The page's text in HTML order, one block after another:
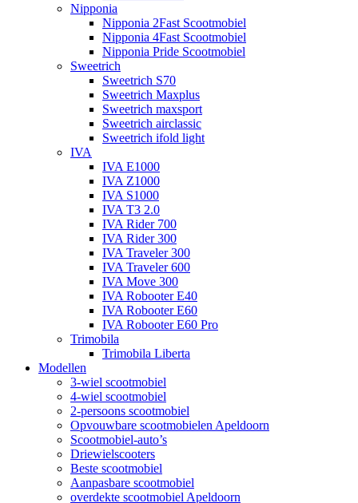
Nipponia
Nipponia 2Fast Scootmobiel
Nipponia 4Fast Scootmobiel
Nipponia Pride Scootmobiel
Sweetrich
Sweetrich S70
Sweetrich Maxplus
Sweetrich maxsport
Sweetrich airclassic
Sweetrich ifold light
IVA
IVA E1000
IVA Z1000
IVA S1000
IVA T3 2.0
IVA Rider 700
IVA Rider 300
IVA Traveler 300
IVA Traveler 600
IVA Move 300
IVA Robooter E40
IVA Robooter E60
IVA Robooter E60 Pro
Trimobila
Trimobila Liberta
Modellen
3-wiel scootmobiel
4-wiel scootmobiel
2-persoons scootmobiel
Opvouwbare scootmobielen Apeldoorn
Scootmobiel-auto’s
Driewielscooters
Beste scootmobiel
Aanpasbare scootmobiel
overdekte scootmobiel Apeldoorn